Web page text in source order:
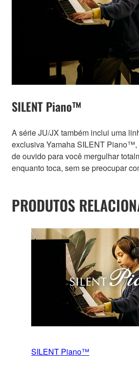
SILENT Piano™
A série JU/JX também inclui uma
exclusiva Yamaha SILENT Piano™,
de ouvido para você mergulhar
enquanto toca, sem se preocupar
PRODUTOS
SILENT Piano™